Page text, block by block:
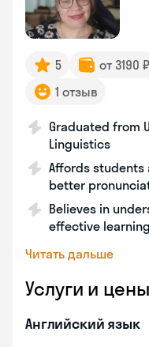
5 от 3190
1 отзыв
Graduated from
Linguistics
Affords
better
Believes in
effective learning
Читать дальше
Услуги и цены
Английский язык